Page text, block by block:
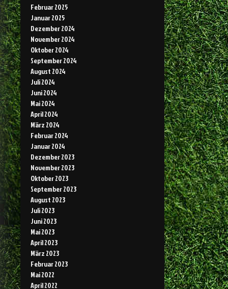
Februar 2025
Januar 2025
Dezember 2024
November 2024
Oktober 2024
September 2024
August 2024
Juli 2024
Juni 2024
Mai 2024
April 2024
März 2024
Februar 2024
Januar 2024
Dezember 2023
November 2023
Oktober 2023
September 2023
August 2023
Juli 2023
Juni 2023
Mai 2023
April 2023
März 2023
Februar 2023
Mai 2022
April 2022